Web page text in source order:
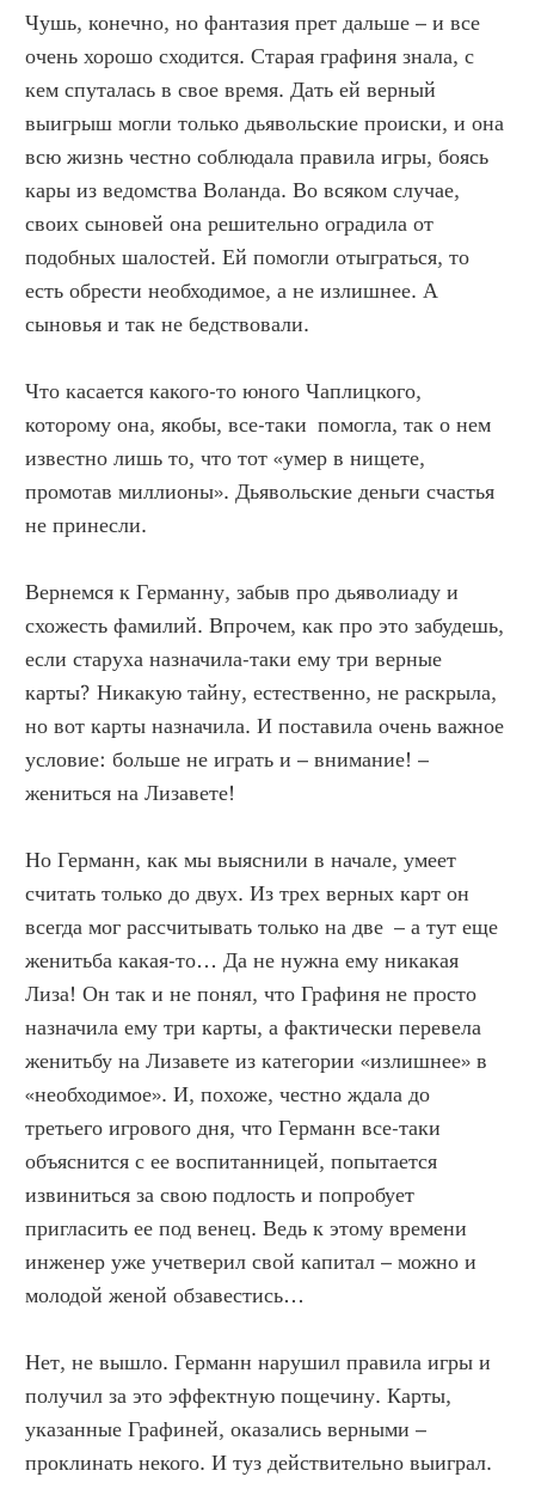
Чушь, конечно, но фантазия прет дальше – и все
очень хорошо сходится. Старая графиня знала, с
кем спуталась в свое время. Дать ей верный
выигрыш могли только дьявольские происки, и она
всю жизнь честно соблюдала правила игры, боясь
кары из ведомства Воланда. Во всяком случае,
своих сыновей она решительно оградила от
подобных шалостей. Ей помогли отыграться, то
есть обрести необходимое, а не излишнее. А
сыновья и так не бедствовали.
Что касается какого-то юного Чаплицкого,
которому она, якобы, все-таки помогла, так о нем
известно лишь то, что тот «умер в нищете,
промотав миллионы». Дьявольские деньги счастья
не принесли.
Вернемся к Германну, забыв про дьяволиаду и
схожесть фамилий. Впрочем, как про это забудешь,
если старуха назначила-таки ему три верные
карты? Никакую тайну, естественно, не раскрыла,
но вот карты назначила. И поставила очень важное
условие: больше не играть и – внимание! –
жениться на Лизавете!
Но Германн, как мы выяснили в начале, умеет
считать только до двух. Из трех верных карт он
всегда мог рассчитывать только на две – а тут еще
женитьба какая-то… Да не нужна ему никакая
Лиза! Он так и не понял, что Графиня не просто
назначила ему три карты, а фактически перевела
женитьбу на Лизавете из категории «излишнее» в
«необходимое». И, похоже, честно ждала до
третьего игрового дня, что Германн все-таки
объяснится с ее воспитанницей, попытается
извиниться за свою подлость и попробует
пригласить ее под венец. Ведь к этому времени
инженер уже учетверил свой капитал – можно и
молодой женой обзавестись…
Нет, не вышло. Германн нарушил правила игры и
получил за это эффектную пощечину. Карты,
указанные Графиней, оказались верными –
проклинать некого. И туз действительно выиграл.